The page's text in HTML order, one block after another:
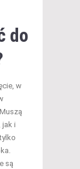
do
w
jak i
są